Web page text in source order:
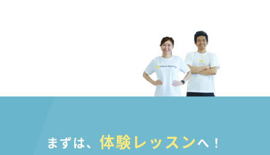
まずは、 体験レッスンへ！